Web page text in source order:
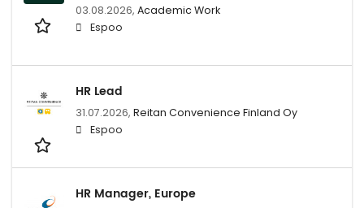
03.08.2026, Academic Work
Espoo
HR Lead
31.07.2026, Reitan Convenience Finland Oy
Espoo
HR Manager, Europe